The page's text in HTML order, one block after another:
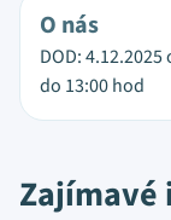
O nás
DOD:
do 13:00 hod
Zajímavé